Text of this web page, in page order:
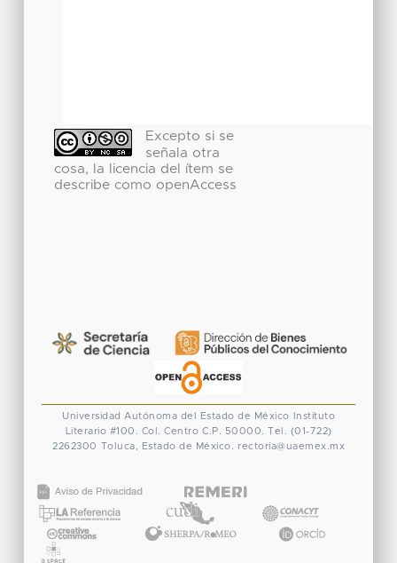
Excepto si se
señala otra
cosa, la licencia del ítem se
describe como openAccess
Universidad Autónoma del Estado de México
Instituto
Literario #100. Col. Centro C.P. 50000. Tel. (01-722)
2262300 Toluca, Estado de México. rectoria@uaemex.mx